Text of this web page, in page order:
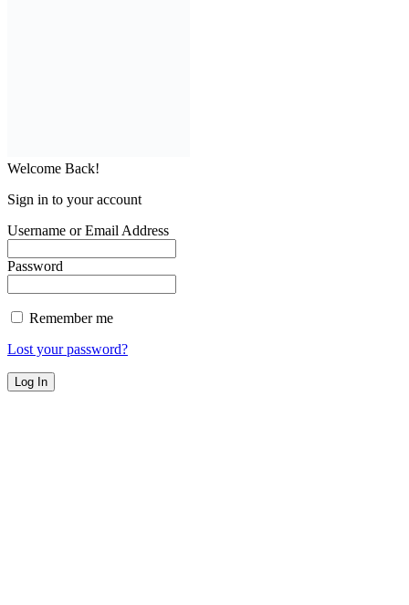
Welcome Back!
Sign in to your account
Username or Email Address
Password
Remember me
Lost your password?